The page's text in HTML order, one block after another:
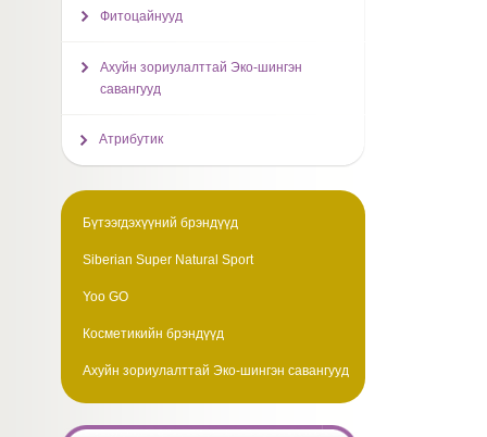
Фитоцайнууд
Ахуйн зориулалттай Эко-шингэн
савангууд
Атрибутик
Бүтээгдэхүүний брэндүүд
Siberian Super Natural Sport
Yoo GO
Косметикийн брэндүүд
Ахуйн зориулалттай Эко-шингэн савангууд